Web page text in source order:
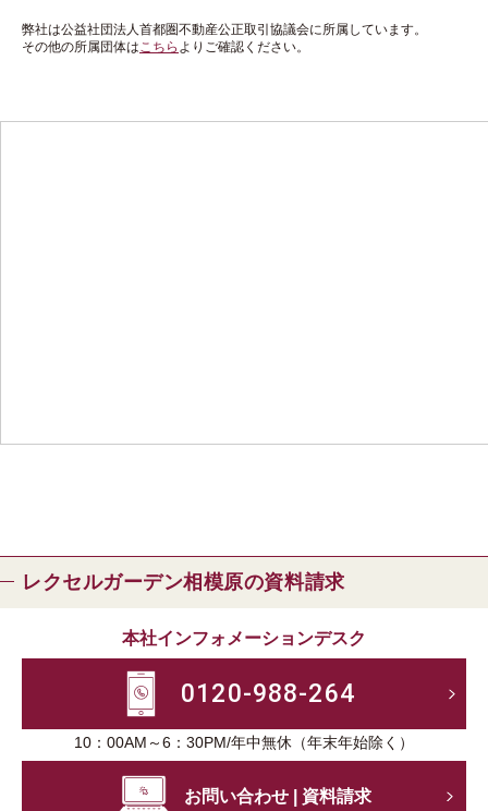
弊社は公益社団法人首都圏不動産公正取引協議会に所属しています。
その他の所属団体はこちら よりご確認ください。
レクセルガーデン相模原の資料請求
本社インフォメーションデスク
0120-988-264
10：00AM～6：30PM/年中無休（年末年始除く）
お問い合わせ | 資料請求